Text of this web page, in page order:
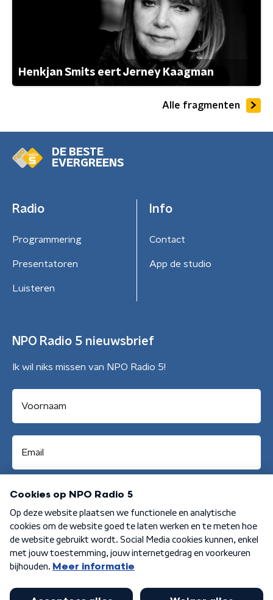
Henkjan Smits eert Jerney Kaagman
Alle fragmenten
DE BESTE
EVERGREENS
Radio
Programmering
Presentatoren
Luisteren
Info
Contact
App de studio
NPO Radio 5 nieuwsbrief
Ik wil niks missen van NPO Radio 5!
Aanmelden
Algemene voorwaarden Privacybeleid